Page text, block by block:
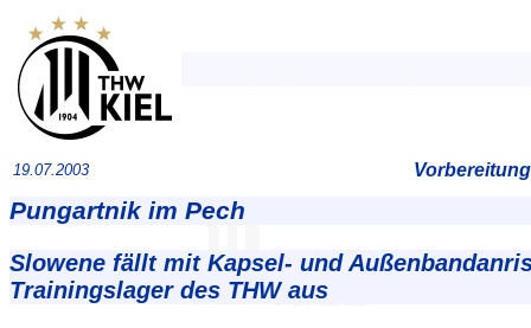
19.07.2003
Pungartnik im Pech
Slowene fällt mit Kapsel- und
Trainingslager des THW aus